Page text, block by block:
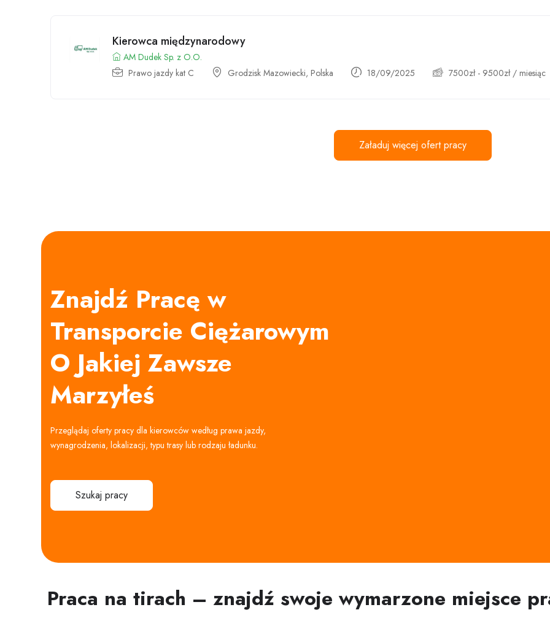
Kierowca międzynarodowy
AM Dudek Sp. z O.O.
Prawo jazdy kat C
Grodzisk Mazowiecki, Polska 18/09/2025 7500zł- 9500zł/ miesiąc
Załaduj więcej ofert pracy
Znajdź Pracę w
Transporcie Ciężarowym
O Jakiej Zawsze
Marzyłeś
Przeglądaj oferty pracy dla kierowców według prawa jazdy,
wynagrodzenia, lokalizacji, typu trasy lub rodzaju ładunku.
Szukaj pracy
Praca na tirach – znajdź swoje wymarzone miejsce